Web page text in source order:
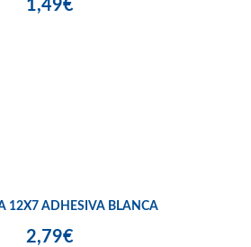
1,49€
12X7 ADHESIVA BLANCA
2,79€